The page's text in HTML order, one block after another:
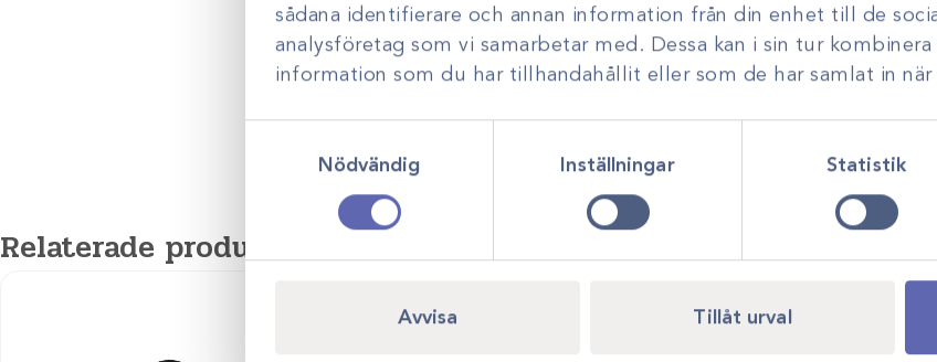
sådana identifierare och annan information från din enhet till de
analysföretag som vi samarbetar med. Dessa kan i sin tur
information som du har tillhandahållit eller som de har samlat in när
Nödvändig
Inställningar Statistik
Avvisa Tillåt urval
Relaterade produkter